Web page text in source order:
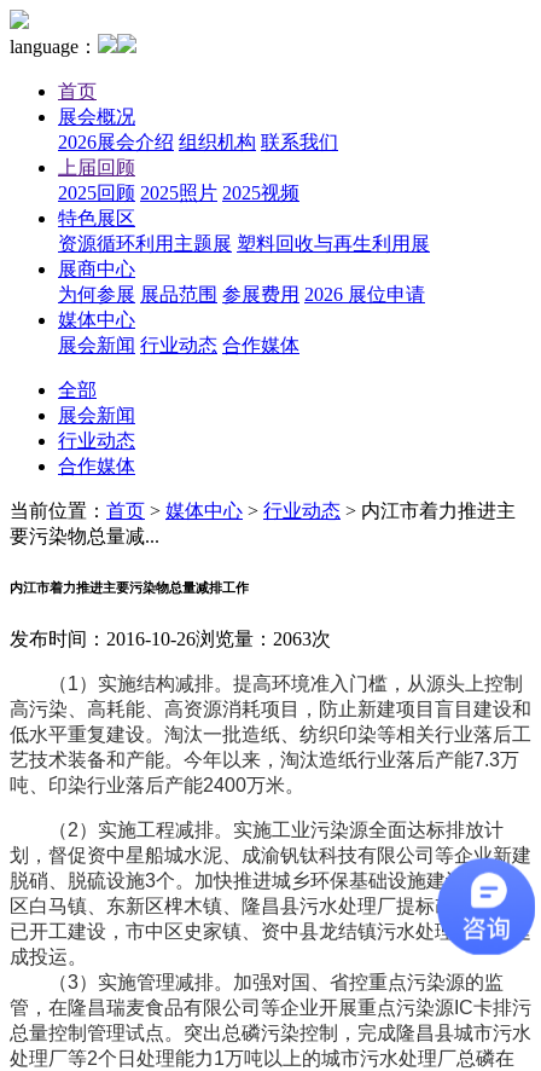
language：
首页
展会概况
2026展会介绍 组织机构 联系我们
上届回顾
2025回顾 2025照片 2025视频
特色展区
资源循环利用主题展 塑料回收与再生利用展
展商中心
为何参展 展品范围 参展费用 2026 展位申请
媒体中心
展会新闻 行业动态 合作媒体
全部
展会新闻
行业动态
合作媒体
当前位置： 首页 > 媒体中心 > 行业动态 > 内江市着力推进主
要污染物总量减...
内江市着力推进主要污染物总量减排工作
发布时间：2016-10-26浏览量：2063次
（1）实施结构减排。提高环境准入门槛，从源头上控制
高污染、高耗能、高资源消耗项目，防止新建项目盲目建设和
低水平重复建设。淘汰一批造纸、纺织印染等相关行业落后工
艺技术装备和产能。今年以来，淘汰造纸行业落后产能7.3万
吨、印染行业落后产能2400万米。
（2）实施工程减排。实施工业污染源全面达标排放计
划，督促资中星船城水泥、成渝钒钛科技有限公司等企业新建
脱硝、脱硫设施3个。加快推进城乡环保基础设施建设，市中
区白马镇、东新区椑木镇、隆昌县污水处理厂提标改造工程均
已开工建设，市中区史家镇、资中县龙结镇污水处理设施已建
成投运。
（3）实施管理减排。加强对国、省控重点污染源的监
管，在隆昌瑞麦食品有限公司等企业开展重点污染源IC卡排污
总量控制管理试点。突出总磷污染控制，完成隆昌县城市污水
处理厂等2个日处理能力1万吨以上的城市污水处理厂总磷在